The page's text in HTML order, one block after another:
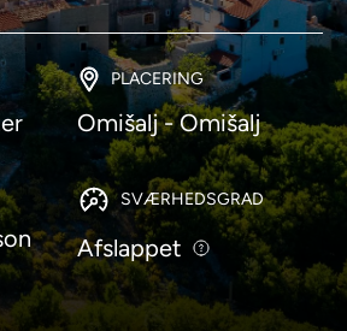
PLACERING
Omišalj - Omišalj
SVÆRHEDSGRAD
Afslappet